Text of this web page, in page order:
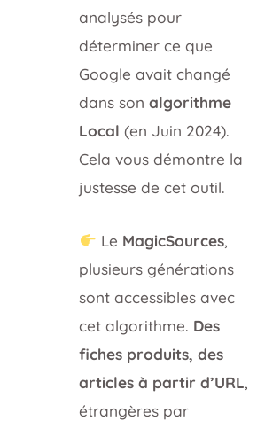
analysés pour
déterminer ce que
Google avait changé
dans sonalgorithme
Local (en Juin 2024).
Cela vous démontre la
justesse de cet outil.
Le MagicSources,
plusieurs générations
sont accessibles avec
cet algorithme. Des
fiches produits, des
articles à partir d’URL,
étrangères par